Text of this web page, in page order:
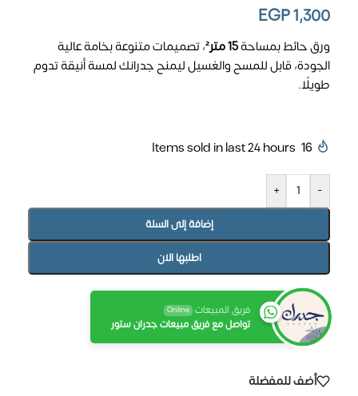
EGP1,300
ورق حائط بمساحة15 متر²
، تصميمات متنوعة بخامة عالية
الجودة، قابل للمسح والغسيل ليمنح جدرانك لمسة أنيقة تدوم
طويلًا.
16
Items sold in last 24 hours
-
+
إضافة إلى السلة
اطلبها الان
فريق المبيعات Online
تواصل مع فريق مبيعات جدران ستور
أضف للمفضلة